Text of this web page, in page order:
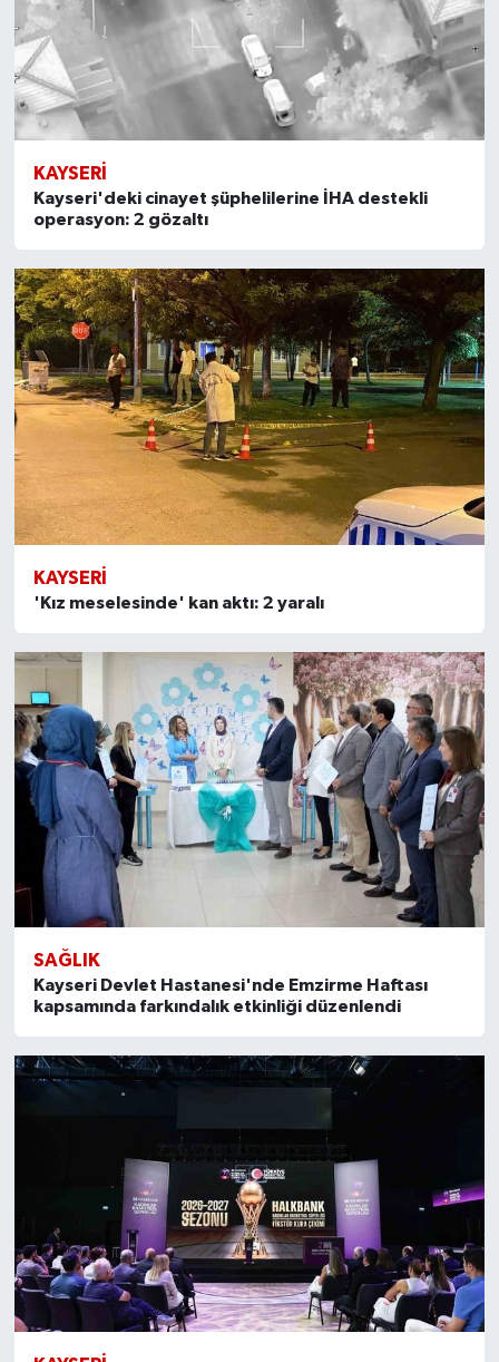
KAYSERI
Kayseri'deki cinayet şüphelilerine İHA destekli
operasyon: 2 gözaltı
KAYSERI
'Kız meselesinde' kan aktı: 2 yaralı
SAĞLIK
Kayseri Devlet Hastanesi'nde Emzirme Haftası
kapsamında farkındalık etkinliği düzenlendi